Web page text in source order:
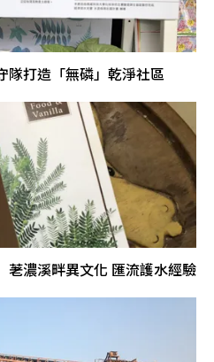
隊打造「無磷」乾淨社區
荖濃溪畔異文化 匯流護水經驗